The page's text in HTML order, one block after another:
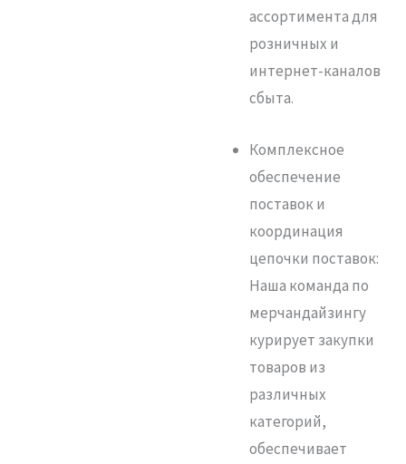
ассортимента для
розничных и
интернет-каналов
сбыта.
Комплексное
обеспечение
поставок и
координация
цепочки поставок:
Наша команда по
мерчандайзингу
курирует закупки
товаров из
различных
категорий,
обеспечивает